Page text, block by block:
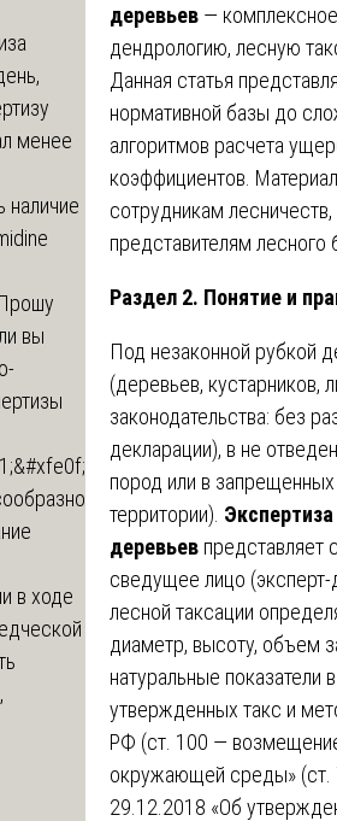
деревьев —
дендрологию, лесную
Данная статья
нормативной базы до
алгоритмов расчета
коэффициентов.
сотрудникам
представителям
Раздел 2. Понятие и
Под незаконной рубкой
(деревьев, кустарников,
законодательства: без
декларации), в не
пород или в
территории).
деревьев представляет
сведущее лицо
лесной таксации
диаметр, высоту, объем
натуральные
утвержденных такс и
РФ (ст. 100 —
окружающей среды» (ст.
29.12.2018 «Об
менее
наличие
вы
в ходе